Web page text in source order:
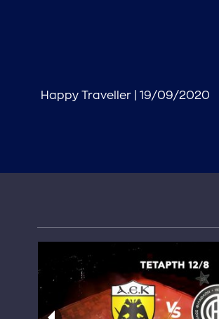
Happy Traveller | 19/09/2020